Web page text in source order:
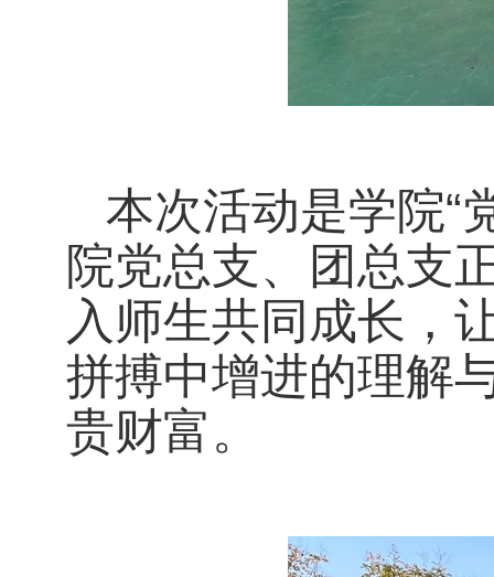
本次活动是学院“
院党总支、团总支
入师生共同成长，
拼搏中增进的理解
贵财富。